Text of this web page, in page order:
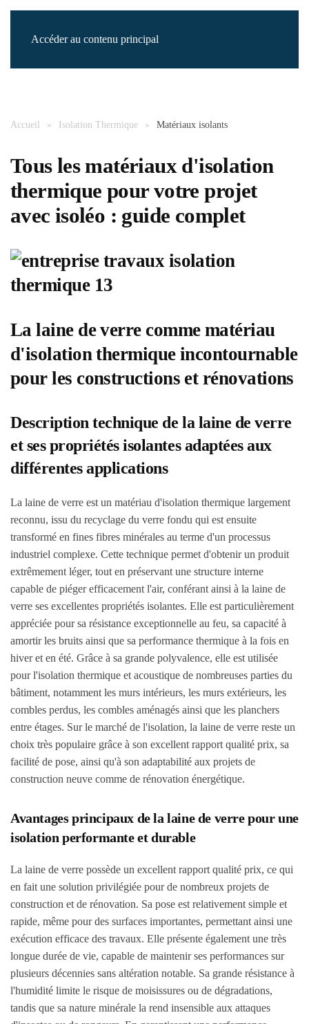
Accéder au contenu principal
Accueil Isolation Thermique Matériaux isolants
Tous les matériaux d'isolation
thermique pour votre projet
avec isoléo : guide complet
La laine de verre comme matériau
d'isolation thermique incontournable
pour les constructions et rénovations
Description technique de la laine de verre
et ses propriétés isolantes adaptées aux
différentes applications
La laine de verre est un matériau d'isolation thermique largement
reconnu, issu du recyclage du verre fondu qui est ensuite
transformé en fines fibres minérales au terme d'un processus
industriel complexe. Cette technique permet d'obtenir un produit
extrêmement léger, tout en préservant une structure interne
capable de piéger efficacement l'air, conférant ainsi à la laine de
verre ses excellentes propriétés isolantes. Elle est particulièrement
appréciée pour sa résistance exceptionnelle au feu, sa capacité à
amortir les bruits ainsi que sa performance thermique à la fois en
hiver et en été. Grâce à sa grande polyvalence, elle est utilisée
pour l'isolation thermique et acoustique de nombreuses parties du
bâtiment, notamment les murs intérieurs, les murs extérieurs, les
combles perdus, les combles aménagés ainsi que les planchers
entre étages. Sur le marché de l'isolation, la laine de verre reste un
choix très populaire grâce à son excellent rapport qualité prix, sa
facilité de pose, ainsi qu'à son adaptabilité aux projets de
construction neuve comme de rénovation énergétique.
Avantages principaux de la laine de verre pour une
isolation performante et durable
La laine de verre possède un excellent rapport qualité prix, ce qui
en fait une solution privilégiée pour de nombreux projets de
construction et de rénovation. Sa pose est relativement simple et
rapide, même pour des surfaces importantes, permettant ainsi une
exécution efficace des travaux. Elle présente également une très
longue durée de vie, capable de maintenir ses performances sur
plusieurs décennies sans altération notable. Sa grande résistance à
l'humidité limite le risque de moisissures ou de dégradations,
tandis que sa nature minérale la rend insensible aux attaques